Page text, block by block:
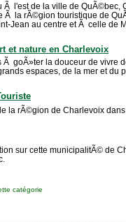
Ã l'est de la ville de QuÃ©bec,
Ã la rÃ©gion touristique de
Jean au centre et Ã celle de
et nature en Charlevoix
Ã goÃ»ter la douceur de vivre
espaces, de la mer et du
la rÃ©gion de Charlevoix
sur cette municipalitÃ© de
catégorie